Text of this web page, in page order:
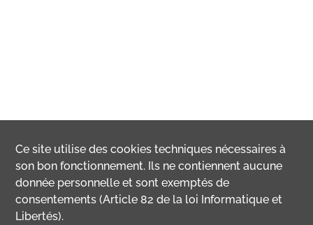
Ce site utilise descookies techniques nécessaires à
son bon fonctionnement. Ils ne contiennent aucune
donnée personnelle et sont exemptés de
consentements (Article 82 de la loi Informatique et
Libertés).